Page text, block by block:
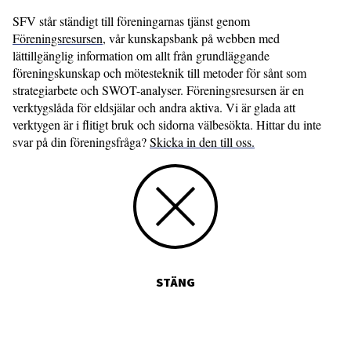
SFV står ständigt till föreningarnas tjänst genom
Föreningsresursen, vår kunskapsbank på webben med
lättillgänglig information om allt från grund­läggande
föreningskunskap och mötesteknik till metoder för sånt som
strategi­arbete och SWOT-analyser. Föreningsresursen är en
verktygslåda för eldsjälar och andra aktiva. Vi är glada att
verktygen är i flitigt bruk och sidorna välbesökta. Hittar du inte
svar på din föreningsfråga?Skicka in den till oss.
STÄNG